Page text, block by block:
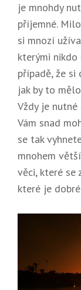
je mnohdy
příjemné.
si mnozí
kterými
případě, že
jak by to
Vždy je
Vám snad
se tak
mnohem
věci, které se
které je